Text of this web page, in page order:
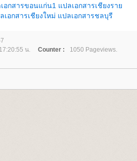
กสารขอนแก่น1 ปลเอกสารเชียงรา
อกสารเชียงใหม่ ปลเอกสารชลบุรี
น. Counter :
1050 Pageviews.